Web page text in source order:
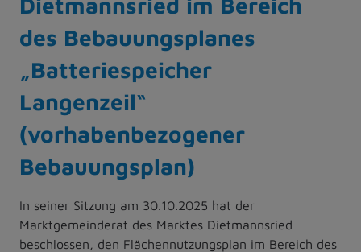
des Bebauungsplanes
„Batteriespeicher
Langenzeil“
(vorhabenbezogener
Bebauungsplan)
In seiner Sitzung am 30.10.2025 hat der
Marktgemeinderat des Marktes Dietmannsried
beschlossen, den Flächennutzungsplan im Bereich des